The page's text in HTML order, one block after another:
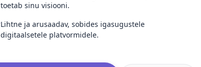
toetab sinu visiooni.
Lihtne ja arusaadav, sobides igasugustele
digitaalsetele platvormidele.